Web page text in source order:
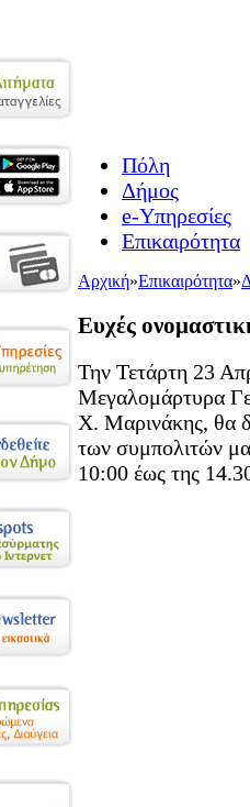
Πόλη
Δήμος
e-Υπηρεσίες
Επικαιρότητα
Αρχική»Επικαιρότητα»
Ευχές
Την Τετάρτη 23
Μεγαλομάρτυρα
Χ. Μαρινάκης, θα
των συμπολιτών
10:00 έως της